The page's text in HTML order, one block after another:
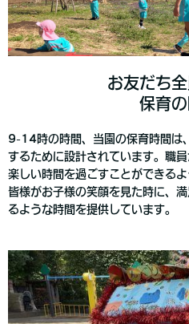
お友だち
保育
9-14時の時間、当園の保育時間は
するために設計されています。職
楽しい時間を過ごすことができる
皆様がお子様の笑顔を見た時に、
るような時間を提供しています。